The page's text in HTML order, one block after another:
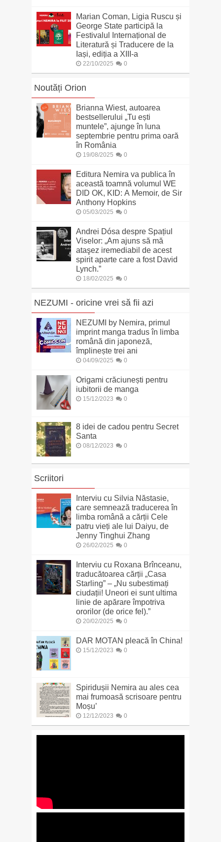
Marian Coman, Ligia Ruscu și
George State participă la
Festivalul Internațional de
Literatură și Traducere de la
Iași, ediția a XIII-a
22/10/2025 0
Noutăți Orion
Brianna Wiest, autoarea
bestsellerului „Tu ești
muntele”, ajunge în luna
septembrie pentru prima oară
în România
19/08/2025 0
Editura Nemira va publica în
această toamnă volumul WE
DID OK, KID: A Memoir, de Sir
Anthony Hopkins
05/03/2025 0
Andrei Dósa despre Spațiul
Viselor: „Am ajuns să mă
ataşez iremediabil de acest
spirit aparte care a fost David
Lynch.”
18/02/2025 0
NEZUMI - oricine vrei să fii azi
NEZUMI by Nemira, primul
imprint manga tradus în limba
română din japoneză,
împlinește trei ani
04/09/2025 0
Origami crăciunești pentru
iubitorii de manga
15/12/2023 0
8 idei de cadou pentru Secret
Santa
08/12/2023 0
Scriitori
Interviu cu Silvia Năstasie,
care semnează traducerea în
limba română a cărții Cele
patru vieți ale lui Daiyu, de
Jenny Tinghui Zhang
26/02/2025 0
Interviu cu Roxana Brînceanu,
traducătoarea cărții „Casa
Starling” – „Nu subestimați
ciudații! Uneori ei sunt ultima
linie de apărare împotriva
ororilor (de orice fel).”
20/02/2025 0
DAR MOTAN pleacă în China!
15/12/2023 0
Spiridușii Nemira au ales cea
mai frumoasă scrisoare pentru
Moșu’
12/12/2023 0